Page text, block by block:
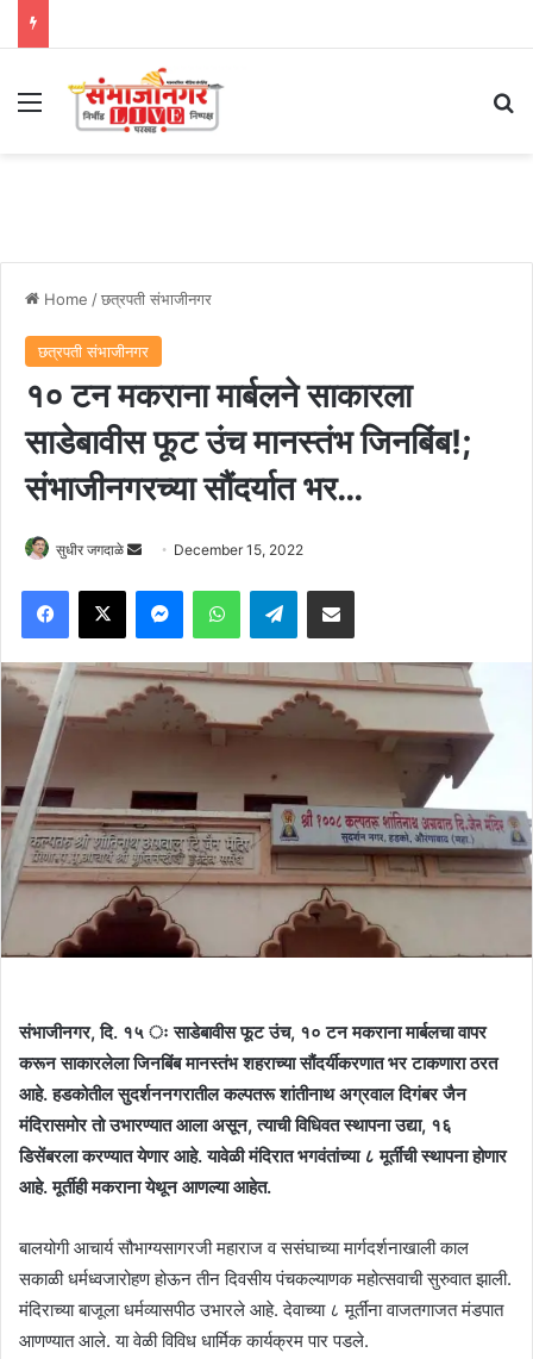
Menu
Home /छत्रपती संभाजीनगर
छत्रपती संभाजीनगर
१० टन मकराना मार्बलने साकारला
साडेबावीस फूट उंच मानस्तंभ जिनबिंब!;
संभाजीनगरच्या सौंदर्यात भर…
सुधीर जगदाळे
Send
email
December 15, 2022
Facebook
X MessengerWhatsAppTelegramShare via Email
संभाजीनगर, दि. १५ ः साडेबावीस फूट उंच, १० टन मकराना मार्बलचा वापर
करून साकारलेला जिनबिंब मानस्तंभ शहराच्या सौंदर्यीकरणात भर टाकणारा ठरत
आहे. हडकोतील सुदर्शननगरातील कल्पतरू शांतीनाथ अग्रवाल दिगंबर जैन
मंदिरासमोर तो उभारण्यात आला असून, त्याची विधिवत स्थापना उद्या, १६
डिसेंबरला करण्यात येणार आहे. यावेळी मंदिरात भगवंतांच्या ८ मूर्तींची स्थापना होणार
आहे. मूर्तीही मकराना येथून आणल्या आहेत.
बालयोगी आचार्य सौभाग्यसागरजी महाराज व ससंघाच्या मार्गदर्शनाखाली काल
सकाळी धर्मध्वजारोहण होऊन तीन दिवसीय पंचकल्याणक महोत्‍सवाची सुरुवात झाली.
मंदिराच्या बाजूला धर्मव्यासपीठ उभारले आहे. देवाच्या ८ मूर्तींना वाजतगाजत मंडपात
आणण्यात आले. या वेळी विविध धार्मिक कार्यक्रम पार पडले.